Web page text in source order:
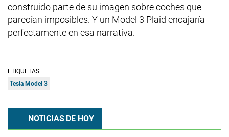
construido parte de su imagen sobre coches que
parecían imposibles. Y un Model 3 Plaid encajaría
perfectamente en esa narrativa.
ETIQUETAS:
Tesla Model 3
NOTICIAS DE HOY